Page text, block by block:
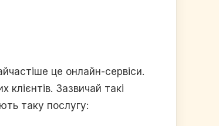
це онлайн-сервіси.
Зазвичай такі
таку послугу: